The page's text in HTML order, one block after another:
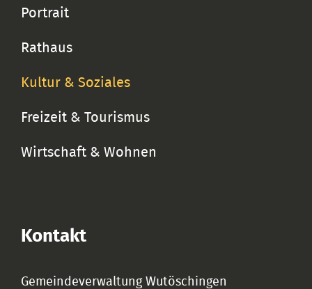
Portrait
Rathaus
Kultur & Soziales
Freizeit & Tourismus
Wirtschaft & Wohnen
Kontakt
Gemeindeverwaltung Wutöschingen